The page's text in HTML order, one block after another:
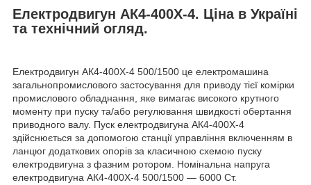
Електродвигун АК4-400X-4. Ціна в Україні
та технічний огляд.
Електродвигун АК4-400X-4 500/1500 це електромашина
загальнопромислового застосування для приводу тієї комірки
промислового обладнання, яке вимагає високого крутного
моменту при пуску та/або регулювання швидкості обертання
приводного валу. Пуск електродвигуна АК4-400X-4
здійснюється за допомогою станції управління включенням в
ланцюг додаткових опорів за класичною схемою пуску
електродвигуна з фазним ротором. Номінальна напруга
електродвигуна АК4-400X-4 500/1500 ― 6000 Ст.